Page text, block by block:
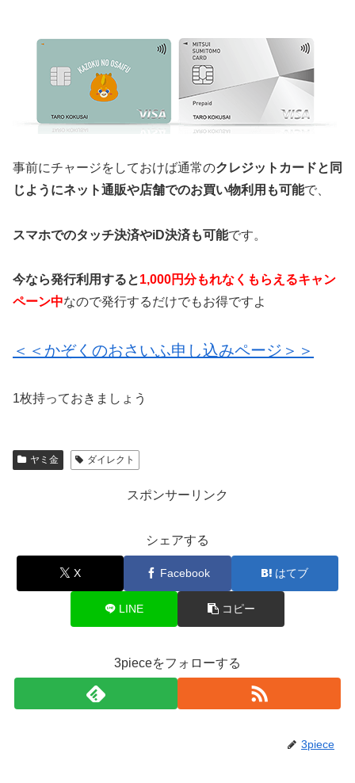
事前にチャージをしておけば通常のクレジットカードと同
じようにネット通販や店舗でのお買い物利用も可能で、
スマホでのタッチ決済やiD決済も可能です。
今なら発行利用すると1,000円分もれなくもらえるキャン
ペーン中なので発行するだけでもお得ですよ
＜＜かぞくのおさいふ申し込みページ＞＞
1枚持っておきましょう
ヤミ金 ダイレクト
スポンサーリンク
シェアする
X Facebook はてブ
LINE コピー
3pieceをフォローする
3piece